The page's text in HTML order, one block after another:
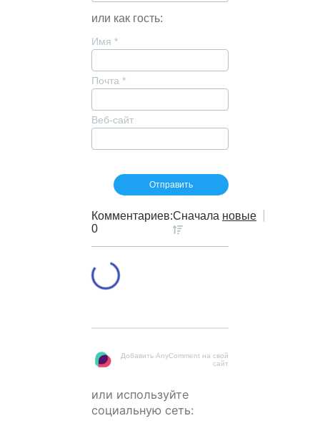
или как гость:
Имя *
Почта *
Веб-сайт
Комментариев:
0
Сначала новые
Добавить AnyComment на свой
сайт
или используйте
социальную сеть: